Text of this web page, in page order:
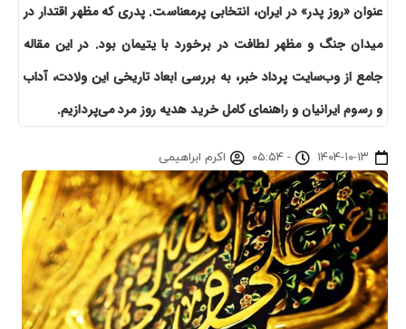
عنوان «روز پدر» در ایران، انتخابی پرمعناست. پدری که مظهر اقتدار در
میدان جنگ و مظهر لطافت در برخورد با یتیمان بود. در این مقاله
جامع از وب‌سایت پرداد خبر، به بررسی ابعاد تاریخی این ولادت، آداب
و رسوم ایرانیان و راهنمای کامل خرید هدیه روز مرد می‌پردازیم.
۱۴۰۴-۱۰-۱۳ - ۰۵:۵۴ اکرم ابراهیمی